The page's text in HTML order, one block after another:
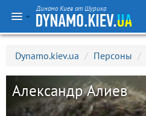
Динамо Киев от Шурика
Dynamo.kiev.ua / Персоны /
Александр Алиев